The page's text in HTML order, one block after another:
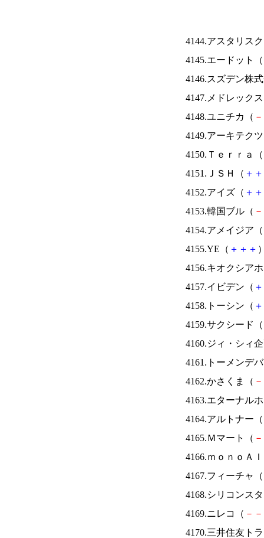
4144.アスタリス
4145.エードット（
4146.スズデン株
4147.メドレック
4148.ユニチカ（ －
4149.アーキテク
4150.Ｔｅｒｒａ（
4151.ＪＳＨ（ ＋ ＋
4152.アイズ（ ＋ ＋
4153.韓国ブル（ －
4154.アメイジア（
4155.YE（ ＋ ＋ ＋
4156.キオクシア
4157.イビデン（ ＋
4158.トーシン（ ＋
4159.サクシード（
4160.ジィ・シィ
4161.トーメンデ
4162.かさくま（ －
4163.エターナル
4164.アルトナー（
4165.Ｍマート（ －
4166.ｍｏｎｏＡ
4167.フィーチャ（
4168.シリコンス
4169.ニレコ（ － －
4170.三井住友ト